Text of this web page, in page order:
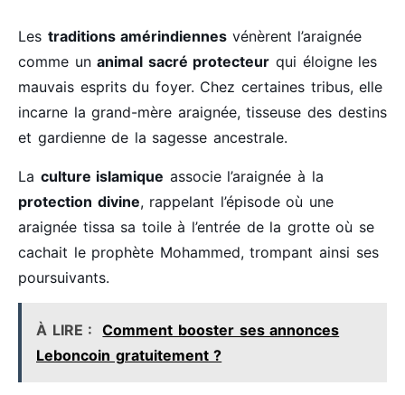
Les traditions amérindiennes vénèrent l’araignée
comme unanimal sacré protecteur qui éloigne les
mauvais esprits du foyer. Chez certaines tribus, elle
incarne la grand-mère araignée, tisseuse des destins
et gardienne de la sagesse ancestrale.
La culture islamique associe l’araignée à la
protection divine, rappelant l’épisode où une
araignée tissa sa toile à l’entrée de la grotte où se
cachait le prophète Mohammed, trompant ainsi ses
poursuivants.
À LIRE :
Comment booster ses annonces
Leboncoin gratuitement ?